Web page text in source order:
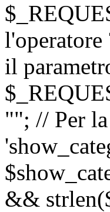
l'operatore
il
""; // Per
&&